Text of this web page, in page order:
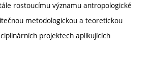
rostoucímu významu antropologické
metodologickou a teoretickou
projektech aplikujících